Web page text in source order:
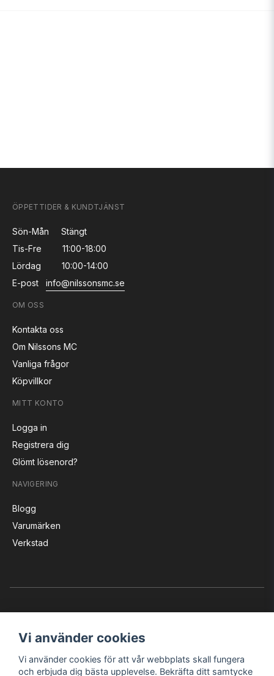
ÖPPETTIDER & KUNDTJÄNST
Sön-Mån
Stängt
Tis-Fre
11:00-18:00
Lördag
10:00-14:00
E-post
info@nilssonsmc.se
OM OSS
Kontakta oss
Om Nilssons MC
Vanliga frågor
Köpvillkor
MITT KONTO
Logga in
Registrera dig
Glömt lösenord?
NAVIGERING
Blogg
Varumärken
Verkstad
Instagram Facebook YouTube
Vi använder cookies
Vi använder cookies för att vår webbplats skall fungera
och erbjuda dig bästa upplevelse. Bekräfta ditt samtycke